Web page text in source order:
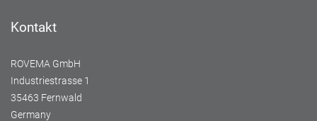
Kontakt
ROVEMA GmbH
Industriestrasse 1
35463 Fernwald
Germany